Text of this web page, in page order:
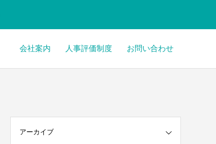
会社案内 人事評価制度 お問い合わせ
アーカイブ